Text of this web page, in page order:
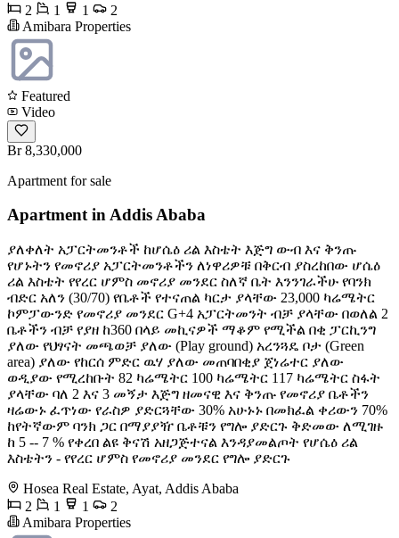
2 1 1
2
Amibara Properties
Featured
Video
Br 8,330,000
Apartment for sale
Apartment in Addis Ababa
ያለቀለት አፓርትመንቶች ከሆሴዕ ሪል እስቴት እጅግ ውብ እና ቅንጡ
የሆኑትን የመኖሪያ አፓርትመንቶችን ለነዋሪዎቹ በቅርብ ያስረከበው ሆሴዕ
ሪል እስቴት የየረር ሆምስ መኖሪያ መንደር ስለኛ ቤት እንንገራችሁ የባንክ
ብድር አለን (30/70) የቤቶች የተናጠል ካርታ ያላቸው 23,000 ካሬሜትር
ኮምፓውንድ የመኖሪያ መንደር G+4 አፓርትመንት ብቻ ያላቸው በወለል 2
ቤቶችን ብቻ የያዘ ከ360 በላይ መኪናዎች ማቆም የሚችል በቂ ፓርኪንግ
ያለው የህፃናት መጫወቻ ያለው (Play ground) አረንጓዴ ቦታ (Green
area) ያለው የከርሰ ምድር ዉሃ ያለው መጠባበቂያ ጀነሬተር ያለው
ወዲያው የሚረከቡት 82 ካሬሜትር 100 ካሬሜትር 117 ካሬሜትር ስፋት
ያላቸው ባለ 2 እና 3 መኝታ እጅግ ዘመናዊ እና ቅንጡ የመኖሪያ ቤቶችን
ዛሬውኑ ፈጥነው የራስዎ ያድርጓቸው 30% አሁኑኑ በመክፈል ቀሪውን 70%
ከየትኛውም ባንክ ጋር በማያያዥ ቤቶቹን የግሎ ያድርጉ ቅድመው ለሚገዙ
ከ 5 -- 7 % የቀረበ ልዩ ቅናሽ አዘጋጅተናል እንዳያመልጦት የሆሴዕ ሪል
እስቴትን - የየረር ሆምስ የመኖሪያ መንደር የግሎ ያድርጉ
Hosea Real Estate, Ayat, Addis Ababa
2
1 1
2
Amibara Properties